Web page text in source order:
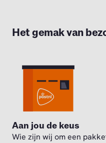
Het gemak van
Aan jou de keus
Wie zijn wij om een